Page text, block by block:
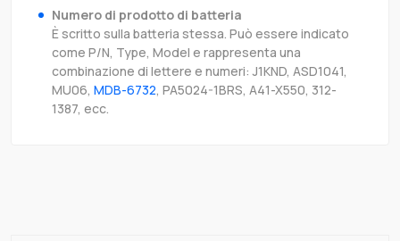
Numero di prodotto di batteria
È scritto sulla batteria stessa. Può essere indicato
come P/N, Type, Model e rappresenta una
combinazione di lettere e numeri: J1KND, ASD1041,
MU06, MDB-6732, PA5024-1BRS, A41-X550, 312-
1387, ecc.